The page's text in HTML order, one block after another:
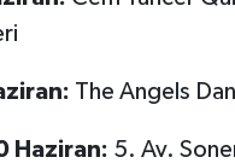
The Angels
Haziran: 5. Av.